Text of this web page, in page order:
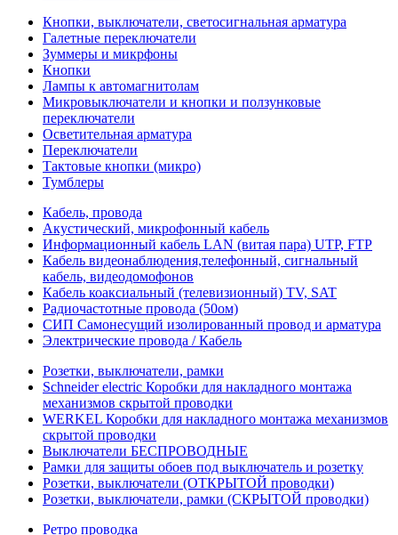
Кнопки, выключатели, светосигнальная арматура
Галетные переключатели
Зуммеры и микрфоны
Кнопки
Лампы к автомагнитолам
Микровыключатели и кнопки и ползунковые
переключатели
Осветительная арматура
Переключатели
Тактовые кнопки (микро)
Тумблеры
Кабель, провода
Акустический, микрофонный кабель
Информационный кабель LAN (витая пара) UTP, FTP
Кабель видеонаблюдения,телефонный, сигнальный
кабель, видеодомофонов
Кабель коаксиальный (телевизионный) TV, SAT
Радиочастотные провода (50ом)
СИП Самонесущий изолированный провод и арматура
Электрические провода / Кабель
Розетки, выключатели, рамки
Schneider electric Коробки для накладного монтажа
механизмов скрытой проводки
WERKEL Коробки для накладного монтажа механизмов
скрытой проводки
Выключатели БЕСПРОВОДНЫЕ
Рамки для защиты обоев под выключатель и розетку
Розетки, выключатели (ОТКРЫТОЙ проводки)
Розетки, выключатели, рамки (СКРЫТОЙ проводки)
Ретро проводка